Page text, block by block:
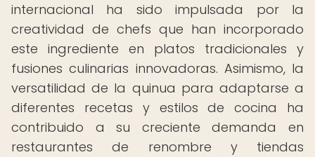
internacional ha sido impulsada por la
creatividad de chefs que han incorporado
este ingrediente en platos tradicionales y
fusiones culinarias innovadoras. Asimismo, la
versatilidad de la quinua para adaptarse a
diferentes recetas y estilos de cocina ha
contribuido a su creciente demanda en
restaurantes de renombre y tiendas